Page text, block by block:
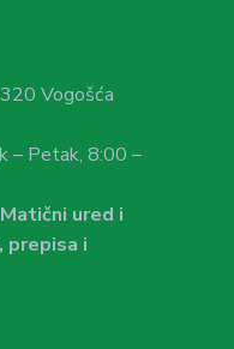
Vogošća
– Petak, 8:00 –
ured i
prepisa i